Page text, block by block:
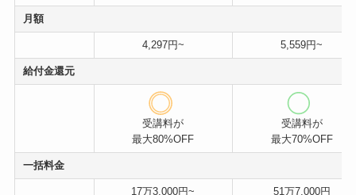
月額
4,297円~ 5,559円~
給付金還元
受講料が
最大80%OFF
受講料が
最大70%OFF
一括料金
17万3,000円~ 51万7,000円